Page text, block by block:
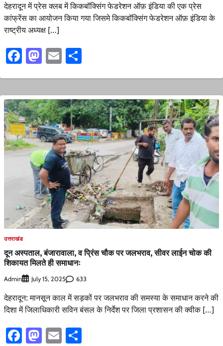
देहरादून में प्रेस क्लब में किकबॉक्सिंग फेडरेशन ऑफ़ इंडिया की एक प्रेस
कांफ्रेंस का आयोजन किया गया जिसमे किकबॉक्सिंग फेडरेशन ऑफ़ इंडिया के
राष्ट्रीय अध्यक्ष […]
Facebook
Mastodon
Email
उत्तराखंड
दून अस्पताल, बंजारावाला, व प्रिंस चौक पर जलभराव, सीवर लाईन चोक की
शिकायत मिलते ही समाधानः
Admin July 15, 2025 633
देहरादून: मानसून काल में सड़कों पर जलभराव की समस्या के समाधान करने की
दिशा में जिलाधिकारी सविन बंसल के निर्देश पर जिला प्रशासन की क्वीक […]
Facebook
Mastodon
Email